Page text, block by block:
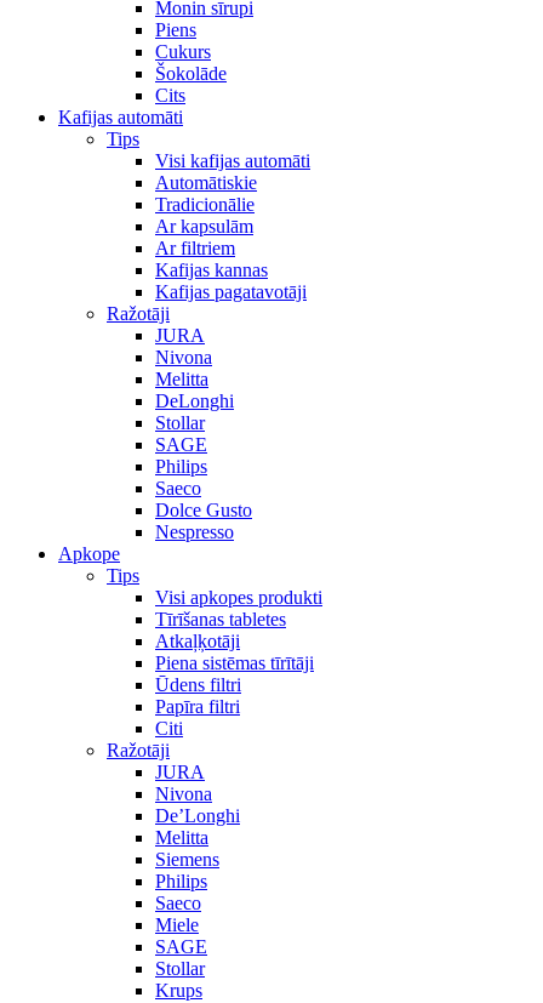
Monin sīrupi
Piens
Cukurs
Šokolāde
Cits
Kafijas automāti
Tips
Visi kafijas automāti
Automātiskie
Tradicionālie
Ar kapsulām
Ar filtriem
Kafijas kannas
Kafijas pagatavotāji
Ražotāji
JURA
Nivona
Melitta
DeLonghi
Stollar
SAGE
Philips
Saeco
Dolce Gusto
Nespresso
Apkope
Tips
Visi apkopes produkti
Tīrīšanas tabletes
Atkaļķotāji
Piena sistēmas tīrītāji
Ūdens filtri
Papīra filtri
Citi
Ražotāji
JURA
Nivona
De’Longhi
Melitta
Siemens
Philips
Saeco
Miele
SAGE
Stollar
Krups